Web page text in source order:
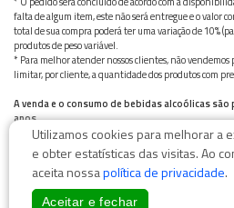
falta de algum item, este não será entregue e o valor
total de sua compra poderá ter uma variação de 10%
produtos de peso variável.
* Para melhor atender nossos clientes, não
limitar, por cliente, a quantidade dos produtos com
A venda e o consumo de bebidas alcoólicas
anos.
Bebida alcoólica pode causar dependência química e,
Beba com moderação
Utilizamos cookies para melhorar a
e obter estatísticas das visitas. Ao
aceita nossapolítica de privacidade.
Aceitar e fechar